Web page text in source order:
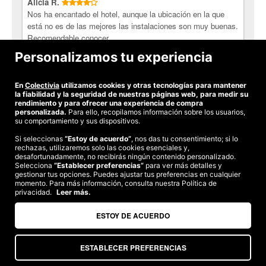
área belleza y bienestar y área sport.
¡Escápate con Colectivia!
Alicia R.
Nos ha encantado el hotel, aunque la ubicación en la que
está no es de las mejores las instalaciones son muy buenas.
Recomendable conocer.
Todo estupendo.Nos ha encantado.
©2026 Colectivia
Términos y condiciones|Política de privacidad|Política de cookies
Estudio turismo de verano 2020
Somos agencia de viajes. CIE: 2313
Personalizamos tu experiencia
En Colectivia utilizamos cookies y otras tecnologías para mantener
la fiabilidad y la seguridad de nuestras páginas web, para medir su
rendimiento y para ofrecer una experiencia de compra
personalizada. Para ello, recopilamos información sobre los usuarios,
su comportamiento y sus dispositivos.
Si seleccionas “Estoy de acuerdo”, nos das tu consentimiento; si lo
rechazas, utilizaremos solo las cookies esenciales y,
desafortunadamente, no recibirás ningún contenido personalizado.
Selecciona “Establecer preferencias” para ver más detalles y
gestionar tus opciones. Puedes ajustar tus preferencias en cualquier
momento. Para más información, consulta nuestra Política de
privacidad. Leer más.
ESTABLECER PREFERENCIAS
ESTOY DE ACUERDO